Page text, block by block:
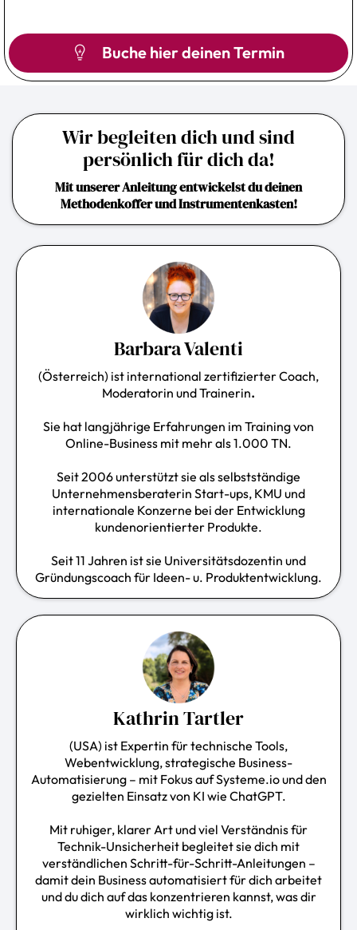
Buche hier deinen Termin
Wir begleiten dich und sind
persönlich für dich da!
Mit unserer Anleitung entwickelst du deinen
Methodenkoffer und Instrumentenkasten!
Barbara Valenti
(Österreich) ist international zertifizierter Coach,
Moderatorin und Trainerin.
Sie hat langjährige Erfahrungen im Training von
Online-Business mit mehr als 1.000 TN.
Seit 2006 unterstützt sie als selbstständige
Unternehmensberaterin Start-ups, KMU und
internationale Konzerne bei der Entwicklung
kundenorientierter Produkte.
Seit 11 Jahren ist sie Universitätsdozentin und
Gründungscoach für Ideen- u. Produktentwicklung.
Kathrin Tartler
(USA) ist Expertin für technische Tools,
Webentwicklung, strategische Business-
Automatisierung – mit Fokus aufSysteme.iound den
gezielten Einsatz von KI wie ChatGPT.
Mit ruhiger, klarer Art und viel Verständnis für
Technik-Unsicherheit begleitet sie dich mit
verständlichen Schritt-für-Schritt-Anleitungen –
damit dein Business automatisiert für dich arbeitet
und du dich auf das konzentrieren kannst, was dir
wirklich wichtig ist.